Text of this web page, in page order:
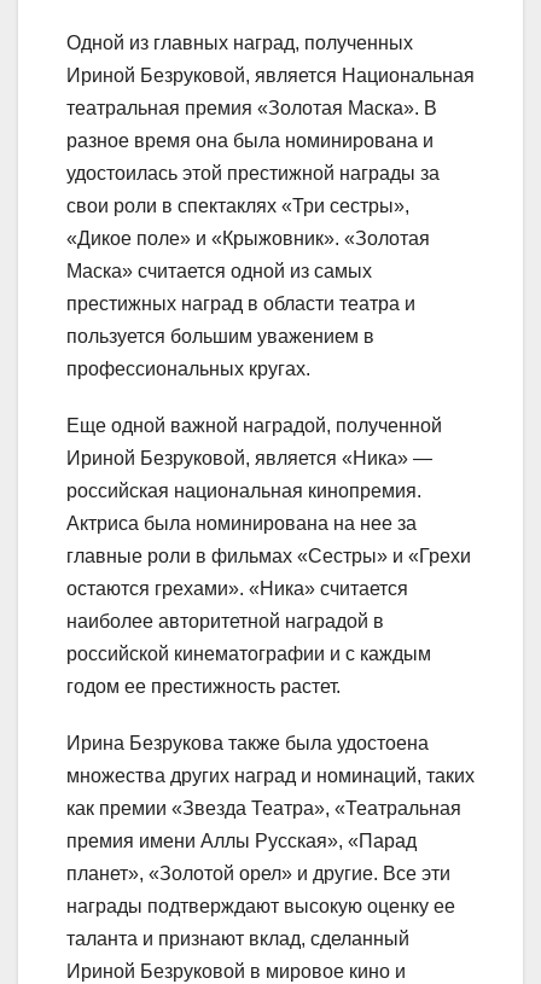
Одной из главных наград, полученных
Ириной Безруковой, является Национальная
театральная премия «Золотая Маска». В
разное время она была номинирована и
удостоилась этой престижной награды за
свои роли в спектаклях «Три сестры»,
«Дикое поле» и «Крыжовник». «Золотая
Маска» считается одной из самых
престижных наград в области театра и
пользуется большим уважением в
профессиональных кругах.
Еще одной важной наградой, полученной
Ириной Безруковой, является «Ника» —
российская национальная кинопремия.
Актриса была номинирована на нее за
главные роли в фильмах «Сестры» и «Грехи
остаются грехами». «Ника» считается
наиболее авторитетной наградой в
российской кинематографии и с каждым
годом ее престижность растет.
Ирина Безрукова также была удостоена
множества других наград и номинаций, таких
как премии «Звезда Театра», «Театральная
премия имени Аллы Русская», «Парад
планет», «Золотой орел» и другие. Все эти
награды подтверждают высокую оценку ее
таланта и признают вклад, сделанный
Ириной Безруковой в мировое кино и